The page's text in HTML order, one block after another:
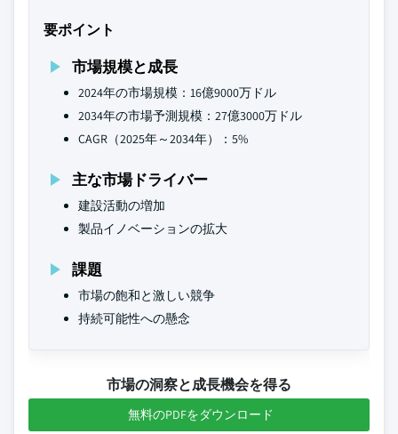
要ポイント
市場規模と成長
2024年の市場規模：16億9000万ドル
2034年の市場予測規模：27億3000万ドル
CAGR（2025年～2034年）：5%
主な市場ドライバー
建設活動の増加
製品イノベーションの拡大
課題
市場の飽和と激しい競争
持続可能性への懸念
市場の洞察と成長機会を得る
無料のPDFをダウンロード